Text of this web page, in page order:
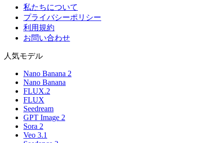
私たちについて
プライバシーポリシー
利用規約
お問い合わせ
人気モデル
Nano Banana 2
Nano Banana
FLUX.2
FLUX
Seedream
GPT Image 2
Sora 2
Veo 3.1